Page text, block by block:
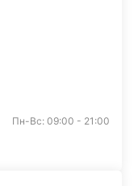
Пн-Вс: 09:00 - 21:00